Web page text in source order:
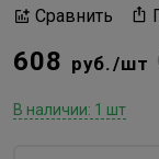
Сравнить
608 руб./шт
В наличии: 1 шт